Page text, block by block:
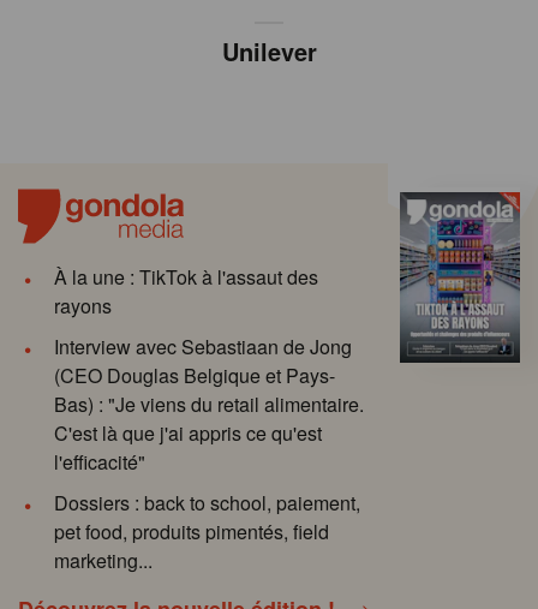
Unilever
À la une : TikTok à l'assaut des
rayons
Interview avec Sebastiaan de Jong
(CEO Douglas Belgique et Pays-
Bas) : "Je viens du retail alimentaire.
C'est là que j'ai appris ce qu'est
l'efficacité"
Dossiers : back to school, paiement,
pet food, produits pimentés, field
marketing...